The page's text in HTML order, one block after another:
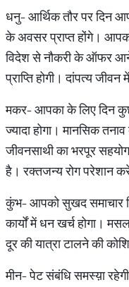
धनु- आर्थिक तौर पर दिन
के अवसर प्राप्त होंगे।
विदेश से नौकरी के ऑफर आने
प्राप्ति होगी। दांपत्य
मकर- आपका के लिए दिन
ज्यादा होगा। मानसिक
जीवनसाथी का भरपूर
है। रक्तजन्य रोग परेशान
कुंभ- आपको सुखद समाचार
कार्यों में धन खर्च होगा।
दूर की यात्रा टालने की
मीन- पेट संबंधि समस्य़ा